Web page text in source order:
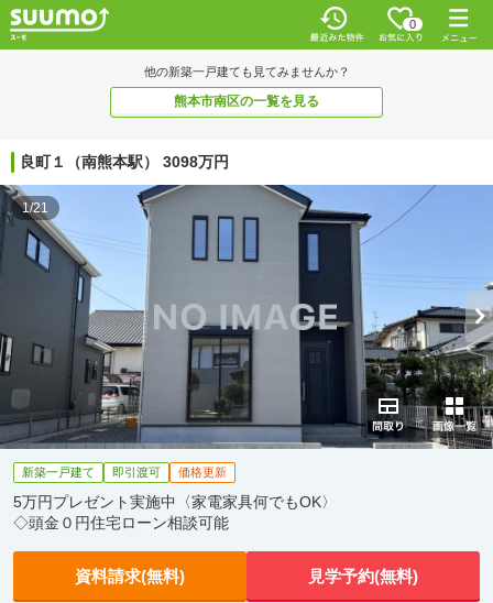
0
他の新築一戸建ても見てみませんか？
熊本市南区の一覧を見る
良町１（南熊本駅） 3098万円
1/21
新築一戸建て 即引渡可 価格更新
5万円プレゼント実施中〈家電家具何でもOK〉
◇頭金０円住宅ローン相談可能
資料請求(無料) 見学予約(無料)